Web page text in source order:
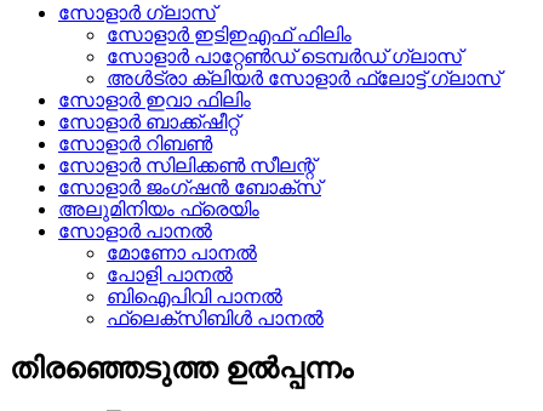
സോളാർ ഗ്ലാസ്
സോളാർ ഇടിഇഎഫ് ഫിലിം
സോളാർ പാറ്റേൺഡ് ടെമ്പർഡ് ഗ്ലാസ്
അൾട്രാ ക്ലിയർ സോളാർ ഫ്ലോട്ട് ഗ്ലാസ്
സോളാർ ഇവാ ഫിലിം
സോളാർ ബാക്ക്ഷീറ്റ്
സോളാർ റിബൺ
സോളാർ സിലിക്കൺ സീലന്റ്
സോളാർ ജംഗ്ഷൻ ബോക്സ്
അലുമിനിയം ഫ്രെയിം
സോളാർ പാനൽ
മോണോ പാനൽ
പോളി പാനൽ
ബിഐപിവി പാനൽ
ഫ്ലെക്സിബിൾ പാനൽ
തിരഞ്ഞെടുത്ത ഉൽപ്പന്നം